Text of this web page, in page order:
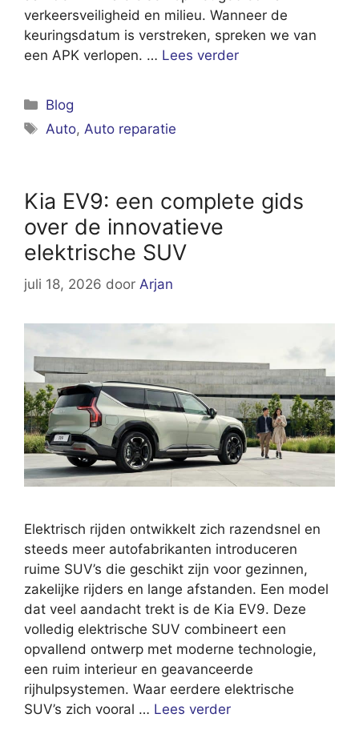
verkeersveiligheid en milieu. Wanneer de
keuringsdatum is verstreken, spreken we van
een APK verlopen. … Lees verder
Categorieën
Blog
Tags
Auto, Auto reparatie
Kia EV9: een complete gids
over de innovatieve
elektrische SUV
juli 18, 2026 door Arjan
Elektrisch rijden ontwikkelt zich razendsnel en
steeds meer autofabrikanten introduceren
ruime SUV’s die geschikt zijn voor gezinnen,
zakelijke rijders en lange afstanden. Een model
dat veel aandacht trekt is de Kia EV9. Deze
volledig elektrische SUV combineert een
opvallend ontwerp met moderne technologie,
een ruim interieur en geavanceerde
rijhulpsystemen. Waar eerdere elektrische
SUV’s zich vooral … Lees verder